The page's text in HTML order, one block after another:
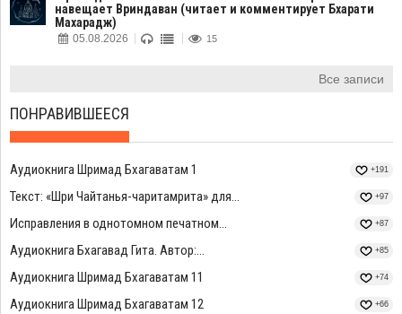
навещает Вриндаван (читает и комментирует Бхарати
Махарадж)
05.08.2026 15
Все записи
ПОНРАВИВШЕЕСЯ
Аудиокнига Шримад Бхагаватам 1 +191
Текст: «Шри Чайтанья-чаритамрита» для... +97
Исправления в однотомном печатном... +87
Аудиокнига Бхагавад Гита. Автор:... +85
Аудиокнига Шримад Бхагаватам 11 +74
Аудиокнига Шримад Бхагаватам 12 +66